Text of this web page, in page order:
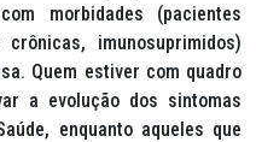
morbidades (pacientes
imunosuprimidos)
Quem estiver com quadro
a evolução dos sintomas
enquanto aqueles que